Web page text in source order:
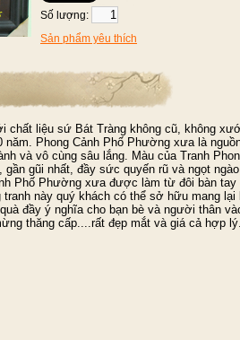
Số lượng:
Sản phẩm yêu thích
chất liệu sứ Bát Tràng không cũ, không
năm. Phong Cảnh Phố Phường xưalà
và vô cùng sâu lắng. Màu của Tranh
gũi nhất, đầy sức quyến rũ và ngọt
Phố Phường xưa được làm từ đôi bàn
này quý khách có thể sở hữu mang lại
đầy ý nghĩa cho bạn bè và người thân
thăng cấp....rất đẹp mắt và giá cả hợp lý.